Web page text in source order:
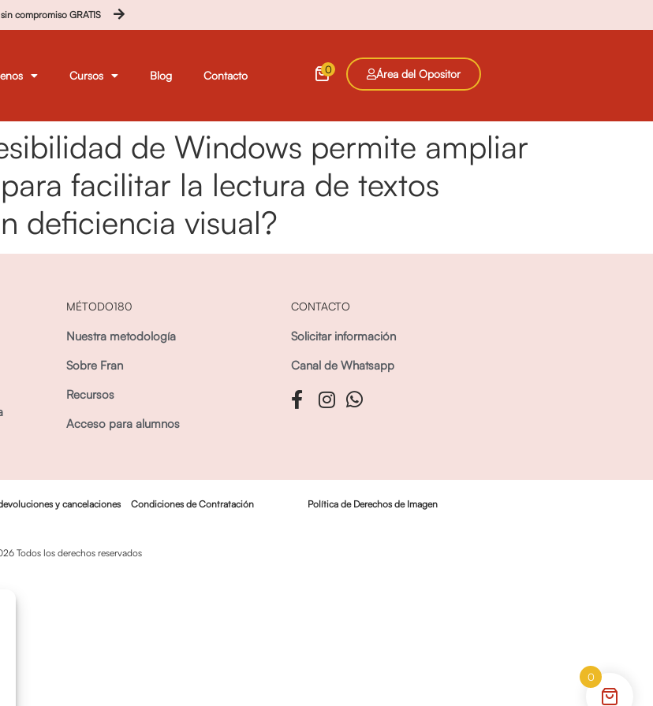
compromiso GRATIS
Cursos Blog Contacto 0 Área del Opositor
de Windows permite ampliar
facilitar la lectura de textos
deficiencia visual?
MÉTODO180
Nuestra metodología
Sobre Fran
Recursos
Acceso para alumnos
CONTACTO
Solicitar información
Canal de Whatsapp
y cancelaciones Condiciones de Contratación Política de Derechos de Imagen
Todos los derechos reservados
0